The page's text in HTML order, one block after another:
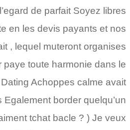
de parfait Soyez libres
en les devis payants et nos
, lequel muteront organises
paye toute harmonie dans le
Achoppes calme avait
border quelqu’un
tchat bacle ? ) Je veux